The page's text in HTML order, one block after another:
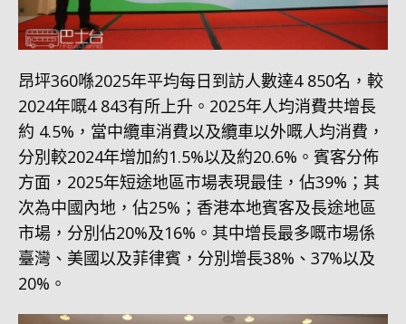
昂坪360喺2025年平均每日到訪人數達4 850名，較
2024年嘅4 843有所上升。2025年人均消費共增長
約 4.5%，當中纜車消費以及纜車以外嘅人均消費，
分別較2024年增加約1.5%以及約20.6%。賓客分佈
方面，2025年短途地區市場表現最佳，佔39%；其
次為中國內地，佔25%；香港本地賓客及長途地區
市場，分別佔20%及16%。其中增長最多嘅市場係
臺灣、美國以及菲律賓，分別增長38%、37%以及
20%。